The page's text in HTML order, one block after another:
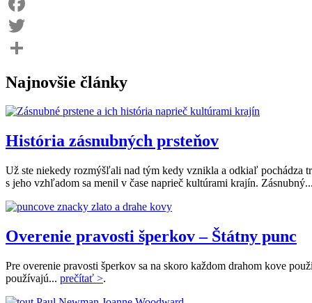
Facebook
Twitter
Najnovšie články
História zásnubných prsteňov
Už ste niekedy rozmýšľali nad tým kedy vznikla a odkiaľ pochádza
s jeho vzhľadom sa menil v čase naprieč kultúrami krajín. Zásnubný...
Overenie pravosti šperkov – Štátny punc
Pre overenie pravosti šperkov sa na skoro každom drahom kove
používajú... prečítať >.